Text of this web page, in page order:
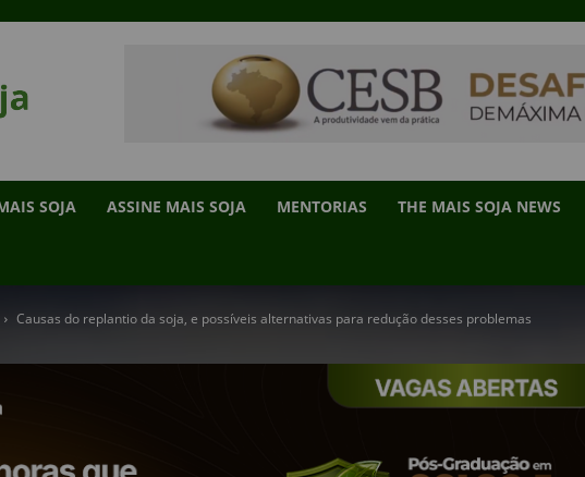
SOJA ASSINE MAIS SOJA MENTORIAS THE MAIS SOJA NEWS
Causas do replantio da soja, e possíveis alternativas para redução desses problemas